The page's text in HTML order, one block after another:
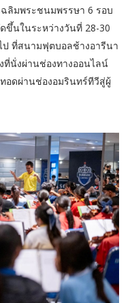
ฉลิมพระชนมพรรษา 6 รอบ
ขึ้นในระหว่างวันที่ 28-30
ป ที่สนามฟุตบอลช้างอารีนา
ที่นั่งผ่านช่องทางออนไลน์
อดผ่านช่องอมรินทร์ทีวีสู่ผู้